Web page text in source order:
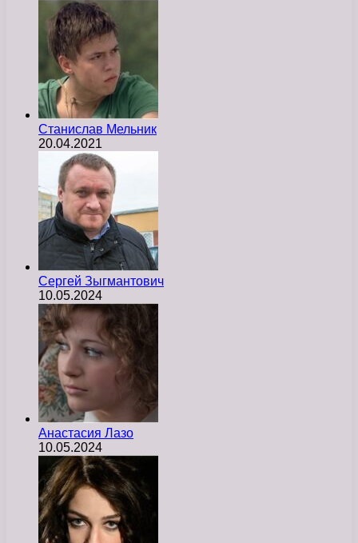
Станислав Мельник
20.04.2021
Сергей Зыгмантович
10.05.2024
Анастасия Лазо
10.05.2024